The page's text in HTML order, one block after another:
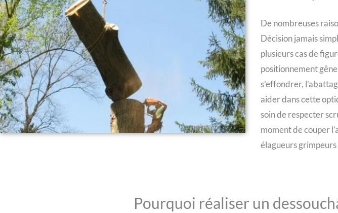
De nombreuses
Décision jamais
plusieurs cas de
positionnement
s’effondrer,
aider dans cette
soin de respecter
moment de couper
élagueurs
Pourquoi réaliser un